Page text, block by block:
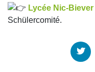
Lycée Nic-
Schülercomité.